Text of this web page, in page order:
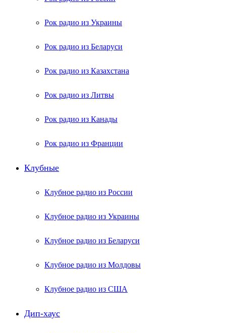
Рок радио из Украины
Рок радио из Беларуси
Рок радио из Казахстана
Рок радио из Литвы
Рок радио из Канады
Рок радио из Франции
Клубные
Клубное радио из России
Клубное радио из Украины
Клубное радио из Беларуси
Клубное радио из Молдовы
Клубное радио из США
Дип-хаус